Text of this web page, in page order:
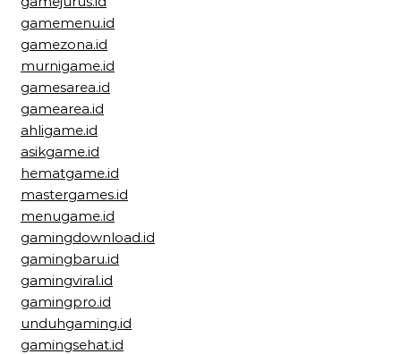
gamemenu.id
gamezona.id
murnigame.id
gamesarea.id
gamearea.id
ahligame.id
asikgame.id
hematgame.id
mastergames.id
menugame.id
gamingdownload.id
gamingbaru.id
gamingviral.id
gamingpro.id
unduhgaming.id
gamingsehat.id